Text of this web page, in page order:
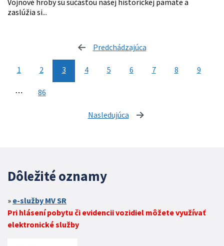
Vojnové hroby sú súčasťou našej historickej pamäte a
zaslúžia si...
Predchádzajúca
1 2 3 4 5 6 7 8 9
⋯ 86
Nasledujúca stránka
Dôležité oznamy
e-služby MV SR
Pri hlásení pobytu či evidencii vozidiel môžete využívať
elektronické služby